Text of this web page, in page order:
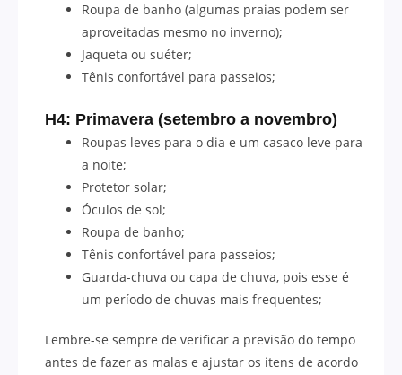
Roupa de banho (algumas praias podem ser
aproveitadas mesmo no inverno);
Jaqueta ou suéter;
Tênis confortável para passeios;
H4: Primavera (setembro a novembro)
Roupas leves para o dia e um casaco leve para
a noite;
Protetor solar;
Óculos de sol;
Roupa de banho;
Tênis confortável para passeios;
Guarda-chuva ou capa de chuva, pois esse é
um período de chuvas mais frequentes;
Lembre-se sempre de verificar a previsão do tempo
antes de fazer as malas e ajustar os itens de acordo